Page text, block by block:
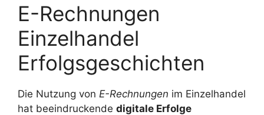
E-Rechnungen
Einzelhandel
Erfolgsgeschichten
Die Nutzung von E-Rechnungen im Einzelhandel
hat beeindruckende digitale Erfolge